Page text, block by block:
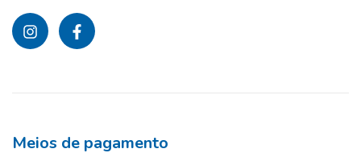
Meios de pagamento